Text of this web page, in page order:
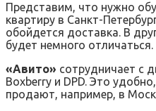
Представим, что нужно
квартиру в Санкт-
обойдется доставка. В
будет немного отличаться.
«Авито» сотрудничает с
Boxberry и DPD. Это
продают, например, в